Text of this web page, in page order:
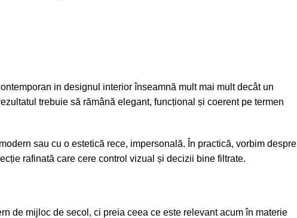
in designul interior înseamnă mult mai mult decât un
trebuie să rămână elegant, funcțional și coerent pe termen
sau cu o estetică rece, impersonală. În practică, vorbim despre
rafinată care cere control vizual și decizii bine filtrate.
de mijloc de secol, ci preia ceea ce este relevant acum în materie